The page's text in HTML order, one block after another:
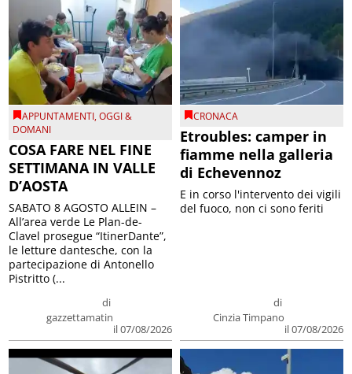
APPUNTAMENTI,OGGI &
DOMANI
COSA FARE NEL FINE
SETTIMANA IN VALLE
D’AOSTA
di
gazzettamatin
il 07/08/2026
SABATO 8 AGOSTO ALLEIN –
All’area verde Le Plan-de-
Clavel prosegue “ItinerDante”,
le letture dantesche, con la
partecipazione di Antonello
Pistritto (...
CRONACA
Etroubles: camper in
fiamme nella galleria
di Echevennoz
di
Cinzia Timpano
il 07/08/2026
E in corso l'intervento dei vigili
del fuoco, non ci sono feriti